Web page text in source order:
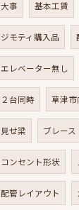
大事 基本工賃
ジモティ購入品
エレベーター無し
２台同時 草津市
見せ梁 ブレース
コンセント形状
配管レイアウト